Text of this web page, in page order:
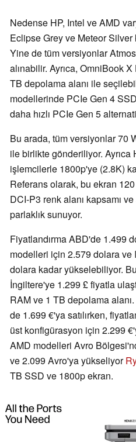
Nedense HP, Intel ve AMD
Eclipse Grey ve Meteor Silver
Yine de tüm versiyonlar
alınabilir. Ayrıca, OmniBook
TB depolama alanı ile
modellerinde PCIe Gen 4
daha hızlı PCIe Gen 5
Bu arada, tüm versiyonlar 70
ile birlikte gönderiliyor. Ayrıca
işlemcilerle 1800p'ye (2.8K)
Referans olarak, bu ekran
DCI-P3 renk alanı kapsamı
parlaklık sunuyor.
Fiyatlandırma ABD'de 1.499
modelleri için 2.579 dolara
dolara kadar yükselebiliyor.
İngiltere'ye 1.299 £ fiyatla
RAM ve 1 TB depolama
de 1.699 €'ya satılırken,
üst konfigürasyon için 2.299
AMD modelleri Avro
ve 2.099 Avro'ya yükseliyor
TB SSD ve 1800p ekran.